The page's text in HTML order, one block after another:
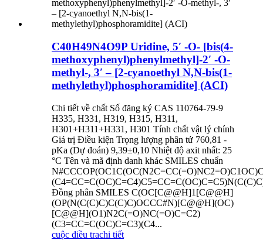
C40H49N4O9P Uridine, 5′ -O- [bis(4-
methoxyphenyl)phenylmethyl]-2′ -O-
methyl-, 3′ – [2-cyanoethyl N,N-bis(1-
methylethyl)phosphoramidite] (ACI)
Chi tiết về chất Số đăng ký CAS 110764-79-9
H335, H331, H319, H315, H311,
H301+H311+H331, H301 Tính chất vật lý chính
Giá trị Điều kiện Trọng lượng phân tử 760,81 -
pKa (Dự đoán) 9,39±0,10 Nhiệt độ axit nhất: 25
°C Tên và mã định danh khác SMILES chuẩn
Đồng phân SMILES C(OC[C@@H]1[C@@H]
(OP(N(C(C)C)C(C)C)OCCC#N)[C@@H](OC)
[C@@H](O1)N2C(=O)NC(=O)C=C2)
(C3=CC=C(OC)C=C3)(C4...
cuộc điều trachi tiết